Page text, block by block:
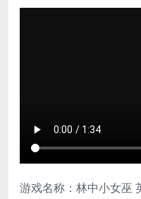
游戏名称：林中小女巫